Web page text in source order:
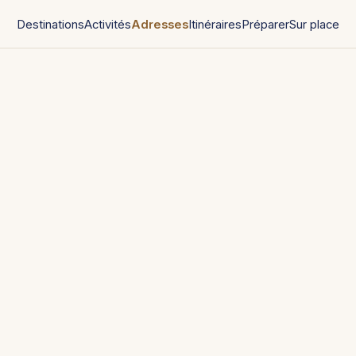
DestinationsActivitésAdressesItinérairesPréparerSur place